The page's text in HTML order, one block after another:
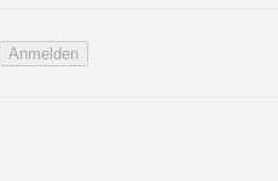
Anmelden